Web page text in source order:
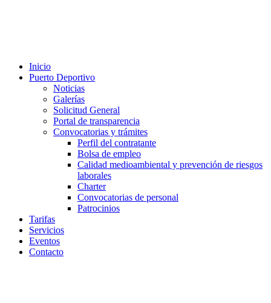
Inicio
Puerto Deportivo
Noticias
Galerías
Solicitud General
Portal de transparencia
Convocatorias y trámites
Perfil del contratante
Bolsa de empleo
Calidad medioambiental y prevención de riesgos
laborales
Charter
Convocatorias de personal
Patrocinios
Tarifas
Servicios
Eventos
Contacto